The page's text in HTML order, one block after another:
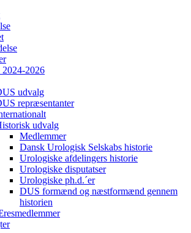
2024-2026
udvalg
repræsentanter
udvalg
Medlemmer
Dansk Urologisk Selskabs historie
Urologiske afdelingers historie
Urologiske disputatser
Urologiske ph.d.´er
DUS formænd og næstformænd gennem
historien